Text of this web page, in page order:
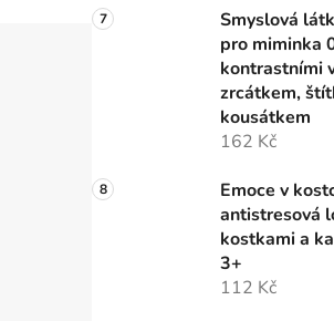
Smyslová
pro miminka
kontrastními
zrcátkem,
kousátkem
162 Kč
Emoce v
antistresová
kostkami a
3+
112 Kč